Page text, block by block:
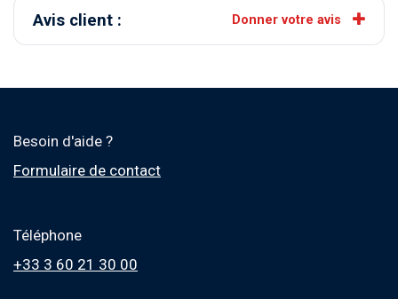
Avis client : Donner votre avis
Besoin d'aide ?
Formulaire de contact
Téléphone
+33 3 60 21 30 00